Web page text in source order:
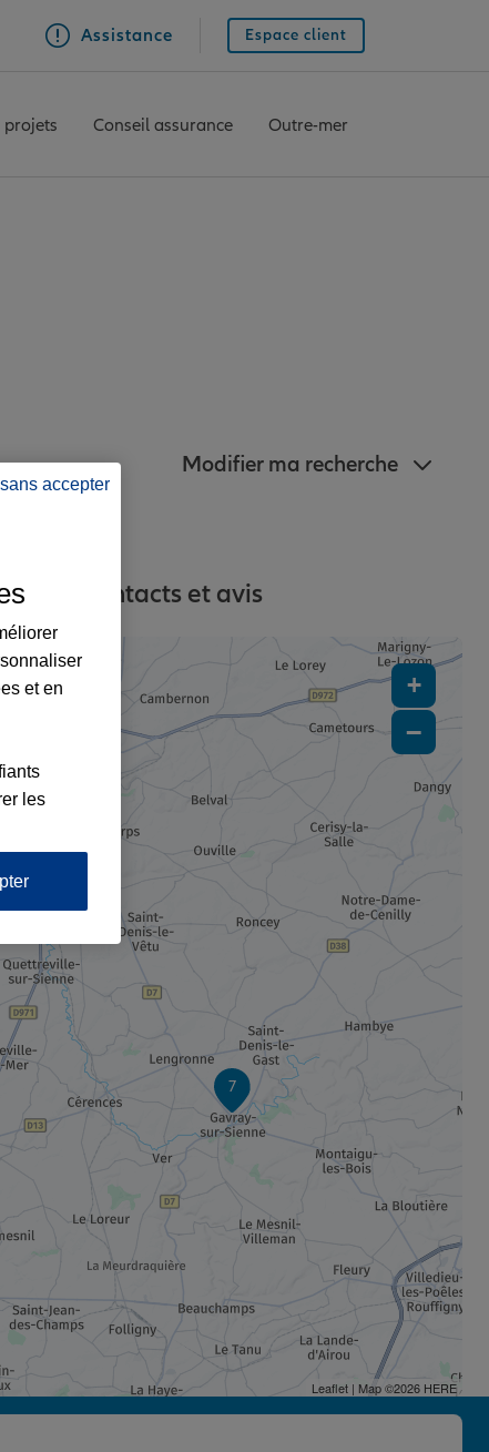
Assistance Espace client
projets Conseil assurance Outre-mer
Modifier ma recherche
contacts et avis
7
+
−
Leaflet| Map ©2026 HERE
accepter
et en
les